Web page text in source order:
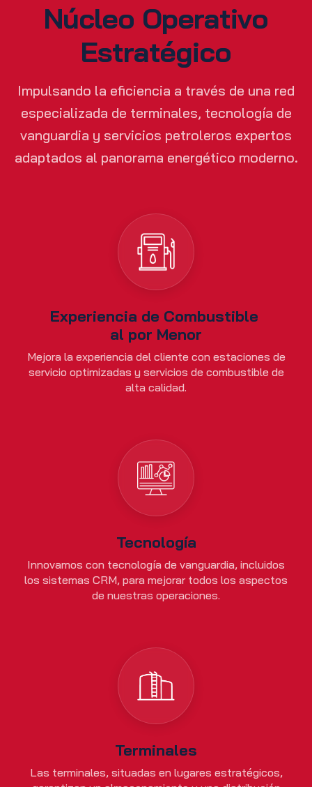
Núcleo Operativo
Estratégico
Impulsando la eficiencia a través de una red
especializada de terminales, tecnología de
vanguardia y servicios petroleros expertos
adaptados al panorama energético moderno.
Experiencia de Combustible
al por Menor
Mejora la experiencia del cliente con estaciones de
servicio optimizadas y servicios de combustible de
alta calidad.
Tecnología
Innovamos con tecnología de vanguardia, incluidos
los sistemas CRM, para mejorar todos los aspectos
de nuestras operaciones.
Terminales
Las terminales, situadas en lugares estratégicos,